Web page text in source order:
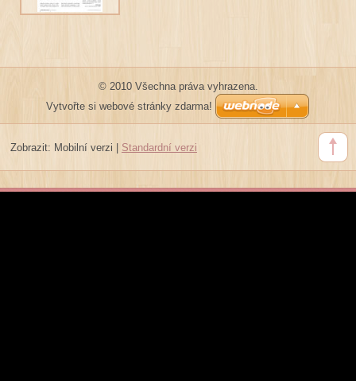
© 2010 Všechna práva vyhrazena.
Vytvořte si webové stránky zdarma!
Zobrazit: Mobilní verzi Standardní verzi